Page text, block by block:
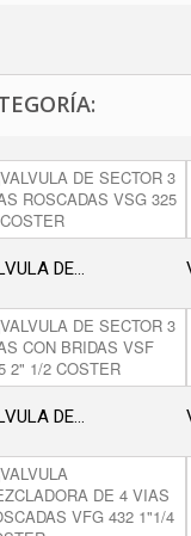
DE...
DE...